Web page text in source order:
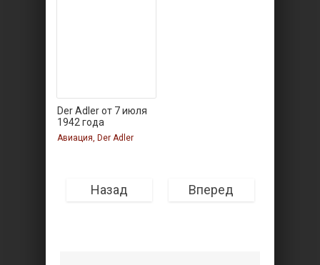
Der Adler от 7 июля
1942 года
Авиация, Der Adler
Назад Вперед